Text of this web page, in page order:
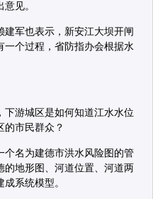
见。
军也表示，新安江大坝开闸
一个过程，省防指办会根据水
游城区是如何知道江水水位
的市民群众？
名为建德市洪水风险图的管
地形图、河道位置、河道两
系统模型。